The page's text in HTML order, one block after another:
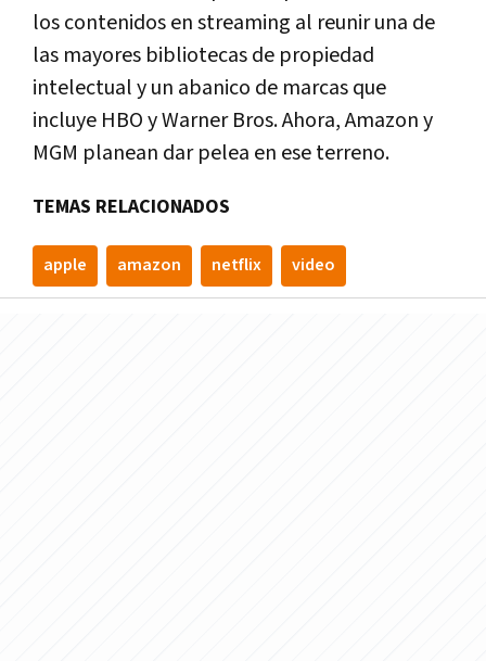
los contenidos en streaming al reunir una de
las mayores bibliotecas de propiedad
intelectual y un abanico de marcas que
incluye HBO y Warner Bros. Ahora, Amazon y
MGM planean dar pelea en ese terreno.
TEMAS RELACIONADOS
apple amazon netflix video